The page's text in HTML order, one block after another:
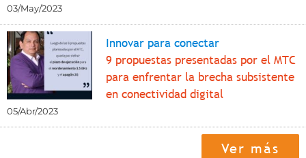
03/May/2023
Innovar para conectar
9 propuestas presentadas por el MTC
para enfrentar la brecha subsistente
en conectividad digital
05/Abr/2023
Ver más